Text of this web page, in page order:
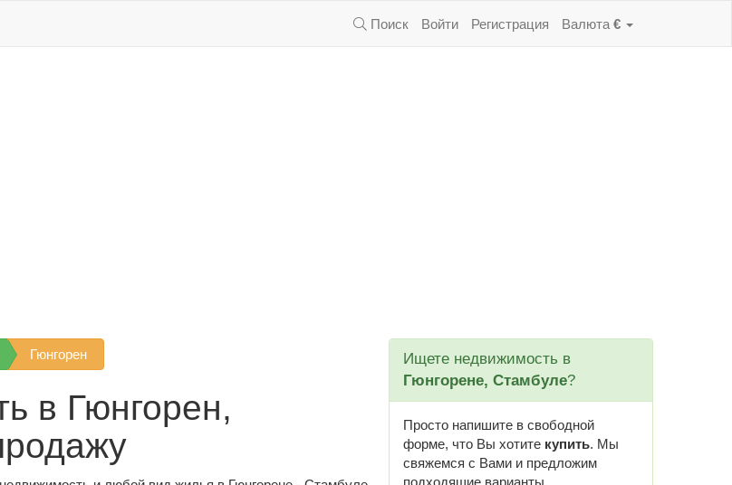
Поиск Войти Регистрация Валюта €
Гюнгорен
в Гюнгорен,
Ищете недвижимость в
Гюнгорене, Стамбуле?
Просто напишите в свободной
форме, что Вы хотите купить. Мы
свяжемся с Вами и предложим
подходящие варианты.